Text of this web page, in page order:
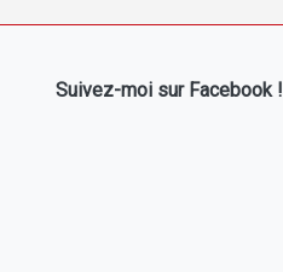
Suivez-moi sur Facebook !